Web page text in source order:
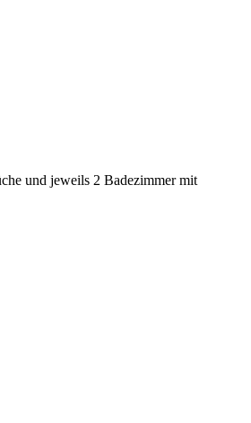
und jeweils 2 Badezimmer mit